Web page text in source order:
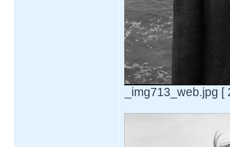
_img713_web.jpg